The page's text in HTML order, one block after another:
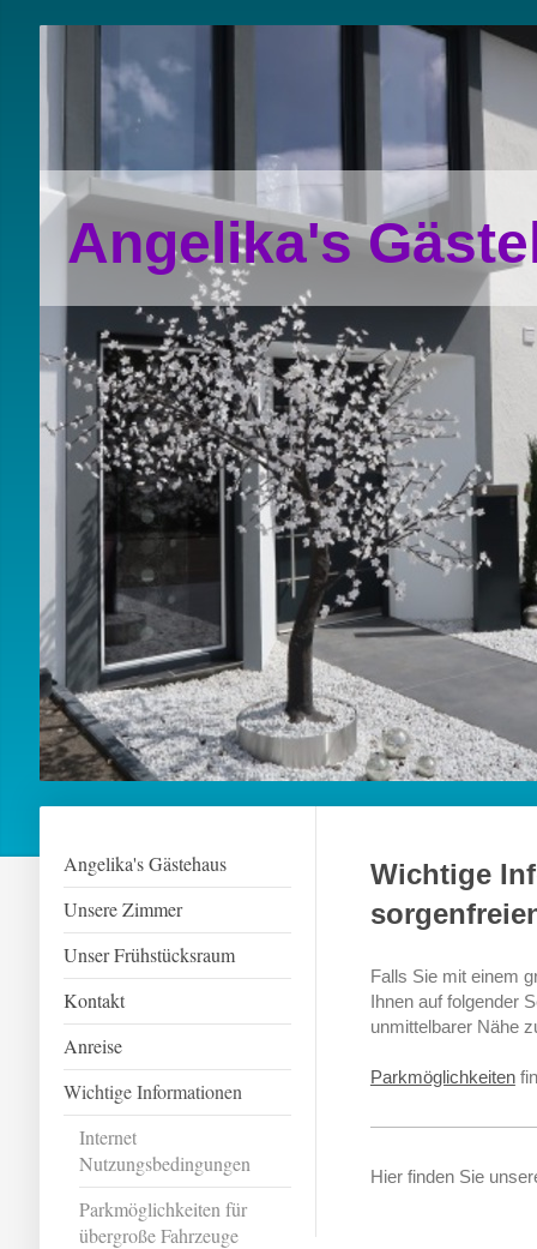
Angelika's
Angelika's Gästehaus
Unsere Zimmer
Unser Frühstücksraum
Kontakt
Anreise
Wichtige Informationen
Internet
Nutzungsbedingungen
Parkmöglichkeiten für
übergroße Fahrzeuge
Wichtige
Falls Sie mit einem
Ihnen auf folgender
unmittelbarer Nähe
Parkmöglichkeiten
Hier finden Sie